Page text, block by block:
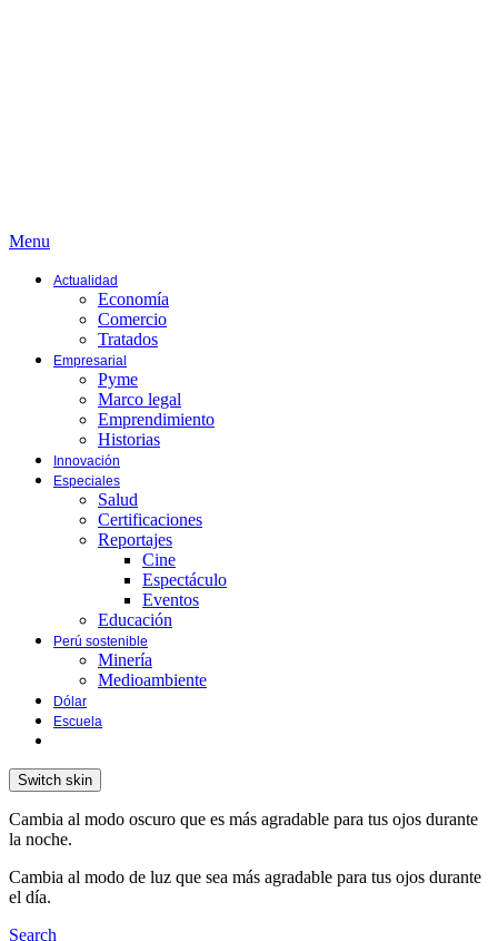
Menu
Actualidad
Economía
Comercio
Tratados
Empresarial
Pyme
Marco legal
Emprendimiento
Historias
Innovación
Especiales
Salud
Certificaciones
Reportajes
Cine
Espectáculo
Eventos
Educación
Perú sostenible
Minería
Medioambiente
Dólar
Escuela
Switch skin
Cambia al modo oscuro que es más agradable para tus ojos durante
la noche.
Cambia al modo de luz que sea más agradable para tus ojos durante
el día.
Search